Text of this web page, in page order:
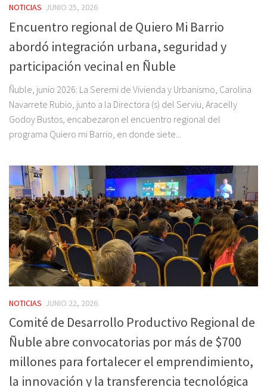
NOTICIAS JUNIO 25, 2026
Encuentro regional de Quiero Mi Barrio
abordó integración urbana, seguridad y
participación vecinal en Ñuble
Ñuble, junio 2026: La Seremi de Vivienda y Urbanismo, Carolina
Navarrete Rubio, junto a la Directora (s) del Serviu, Aracelly
Godoy Bustos, encabezaron el encuentro regional del
programa Quiero mi Barrio, en donde siete...
NOTICIAS JUNIO 22, 2026
Comité de Desarrollo Productivo Regional de
Ñuble abre convocatorias por más de $700
millones para fortalecer el emprendimiento,
la innovación y la transferencia tecnológica